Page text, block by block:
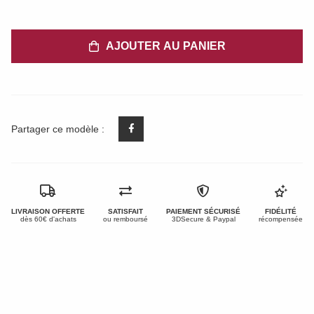
AJOUTER AU PANIER
Partager ce modèle :
LIVRAISON OFFERTE
dès 60€ d'achats
SATISFAIT
ou remboursé
PAIEMENT SÉCURISÉ
3DSecure & Paypal
FIDÉLITÉ
récompensée